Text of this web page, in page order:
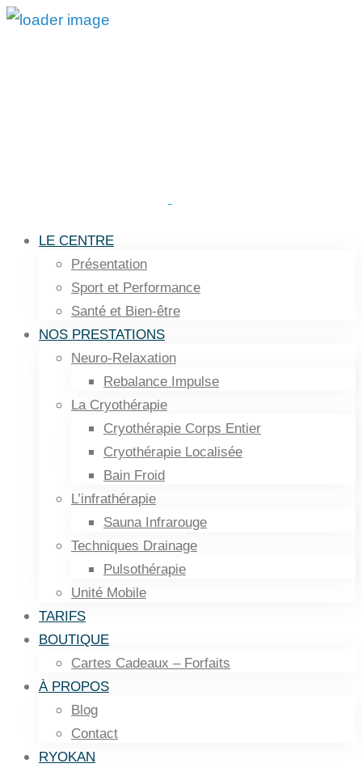
LE CENTRE
Présentation
Sport et Performance
Santé et Bien-être
NOS PRESTATIONS
Neuro-Relaxation
Rebalance Impulse
La Cryothérapie
Cryothérapie Corps Entier
Cryothérapie Localisée
Bain Froid
L’infrathérapie
Sauna Infrarouge
Techniques Drainage
Pulsothérapie
Unité Mobile
TARIFS
BOUTIQUE
Cartes Cadeaux – Forfaits
À PROPOS
Blog
Contact
RYOKAN